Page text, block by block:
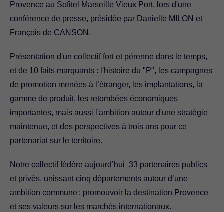
Provence au Sofitel Marseille Vieux Port, lors d'une
conférence de presse, présidée par Danielle MILON et
François de CANSON.
Présentation d'un collectif fort et pérenne dans le temps,
et de 10 faits marquants : l'histoire du "P", les campagnes
de promotion menées à l’étranger, les implantations, la
gamme de produit, les retombées économiques
importantes, mais aussi l'ambition autour d'une stratégie
maintenue, et des perspectives à trois ans pour ce
partenariat sur le territoire.
Notre collectif fédère aujourd’hui 33 partenaires publics
et privés, unissant cinq départements autour d’une
ambition commune : promouvoir la destination Provence
et ses valeurs sur les marchés internationaux.